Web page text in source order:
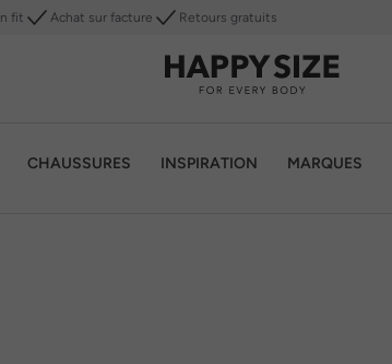
fit Achat sur facture Retours gratuits
CHAUSSURES INSPIRATION MARQUES